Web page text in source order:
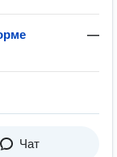
—
Чат